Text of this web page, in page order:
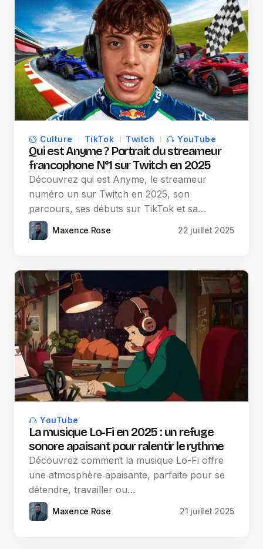
Culture TikTok Twitch YouTube
Qui est Anyme ? Portrait du streameur
francophone N°1 sur Twitch en 2025
Découvrez qui est Anyme, le streameur
numéro un sur Twitch en 2025, son
parcours, ses débuts sur TikTok et sa…
Maxence Rose 22 juillet 2025
YouTube
La musique Lo-Fi en 2025 : un refuge
sonore apaisant pour ralentir le rythme
Découvrez comment la musique Lo-Fi offre
une atmosphère apaisante, parfaite pour se
détendre, travailler ou…
Maxence Rose 21 juillet 2025